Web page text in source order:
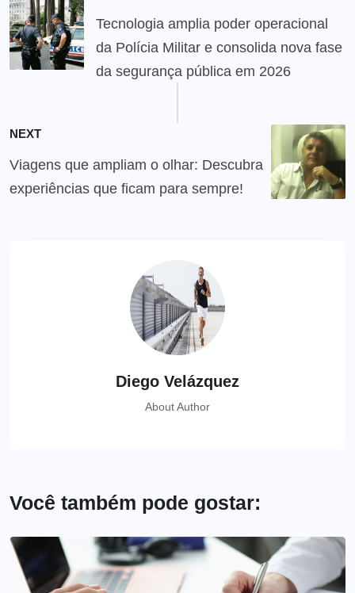
Tecnologia amplia poder operacional
da Polícia Militar e consolida nova fase
da segurança pública em 2026
NEXT
Viagens que ampliam o olhar: Descubra
experiências que ficam para sempre!
Diego Velázquez
About Author
Você também pode gostar: